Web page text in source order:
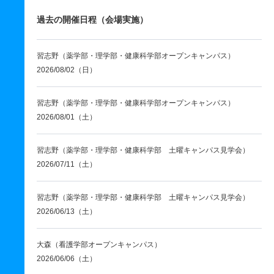
過去の開催日程（会場実施）
習志野（薬学部・理学部・健康科学部オープンキャンパス）
2026/08/02（日）
習志野（薬学部・理学部・健康科学部オープンキャンパス）
2026/08/01（土）
習志野（薬学部・理学部・健康科学部 土曜キャンパス見学会）
2026/07/11（土）
習志野（薬学部・理学部・健康科学部 土曜キャンパス見学会）
2026/06/13（土）
大森（看護学部オープンキャンパス）
2026/06/06（土）